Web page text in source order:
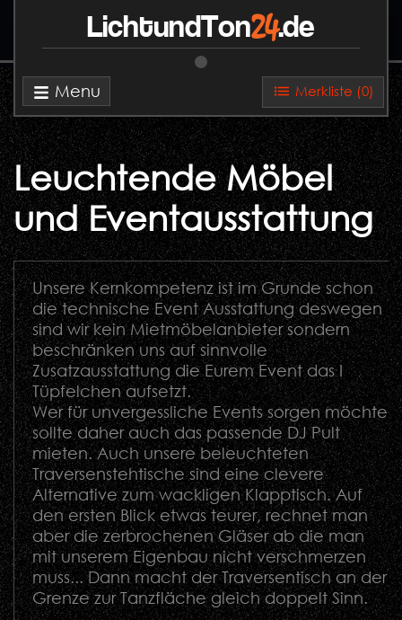
Merkliste (0)
Menu
LichtundTon24.de
Leuchtende Möbel
und Eventausstattung
Unsere Kernkompetenz ist im Grunde schon
die technische Event Ausstattung deswegen
sind wir kein Mietmöbelanbieter sondern
beschränken uns auf sinnvolle
Zusatzausstattung die Eurem Event das I
Tüpfelchen aufsetzt.
Wer für unvergessliche Events sorgen möchte
sollte daher auch das passende DJ Pult
mieten. Auch unsere beleuchteten
Traversenstehtische sind eine clevere
Alternative zum wackligen Klapptisch. Auf
den ersten Blick etwas teurer, rechnet man
aber die zerbrochenen Gläser ab die man
mit unserem Eigenbau nicht verschmerzen
muss... Dann macht der Traversentisch an der
Grenze zur Tanzfläche gleich doppelt Sinn.